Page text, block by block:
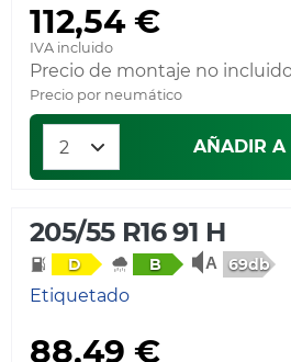
112,54 €
IVA incluido
Precio de montaje no
Precio por neumático
AÑADIR A
205/55 R16 91 H
D B 69db
Etiquetado
88,49 €